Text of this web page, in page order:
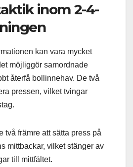
inom 2-4-
kan vara mycket
möjliggör samordnade
återfå bollinnehav. De två
pressen, vilket tvingar
två främre att sätta press på
mittbackar, vilket stänger av
till mittfältet.